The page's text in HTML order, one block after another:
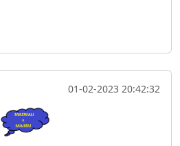
01-02-2023 20:42:32